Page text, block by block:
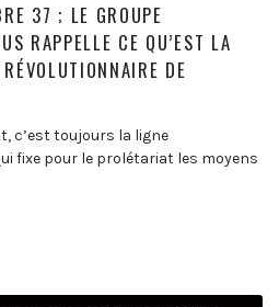
37 ; LE GROUPE
RAPPELLE CE QU’EST LA
DE
c’est toujours la ligne
fixe pour le prolétariat les moyens